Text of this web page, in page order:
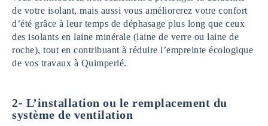
de votre isolant, mais aussi vous améliorerez votre confort
d’été grâce à leur temps de déphasage plus long que ceux
des isolants en laine minérale (laine de verre ou laine de
roche), tout en contribuant à réduire l’empreinte écologique
de vos travaux à Quimperlé.
2- L’installation ou le remplacement du
système de ventilation